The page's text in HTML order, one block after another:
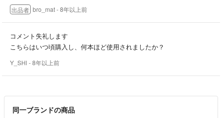
出品者 bro_mat- 8年以上前
コメント失礼します
こちらはいつ頃購入し、何本ほど使用されましたか？
Y_SHl - 8年以上前
同一ブランドの商品